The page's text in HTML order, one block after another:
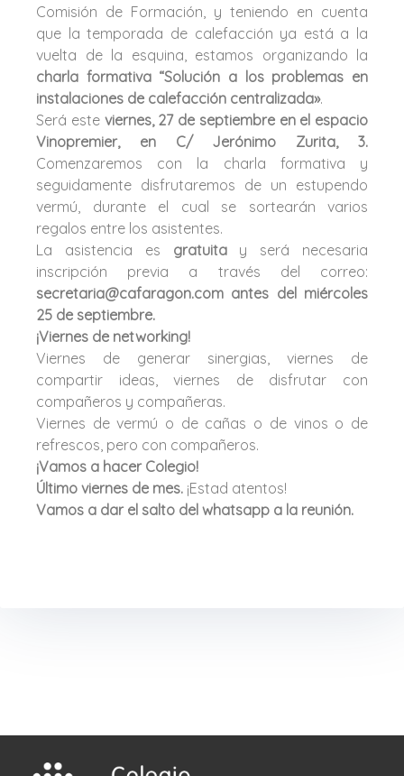
Comisión de Formación, y teniendo en cuenta
que la temporada de calefacción ya está a la
vuelta de la esquina, estamos organizando la
charla formativa “Solución a los problemas en
instalaciones de calefacción centralizada».
Será este viernes, 27 de septiembre en el espacio
Vinopremier, en C/ Jerónimo Zurita, 3.
Comenzaremos con la charla formativa y
seguidamente disfrutaremos de un estupendo
vermú, durante el cual se sortearán varios
regalos entre los asistentes.
La asistencia es gratuitay será necesaria
inscripción previa a través del correo:
secretaria@cafaragon.com antes del miércoles
25 de septiembre.
¡Viernes de networking!
Viernes de generar sinergias, viernes de
compartir ideas, viernes de disfrutar con
compañeros y compañeras.
Viernes de vermú o de cañas o de vinos o de
refrescos, pero con compañeros.
¡Vamos a hacer Colegio!
Último viernes de mes. ¡Estad atentos!
Vamos a dar el salto del whatsapp a la reunión.